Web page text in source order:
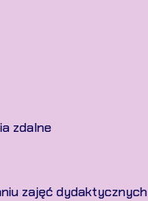
zdalne
zajęć dydaktycznych